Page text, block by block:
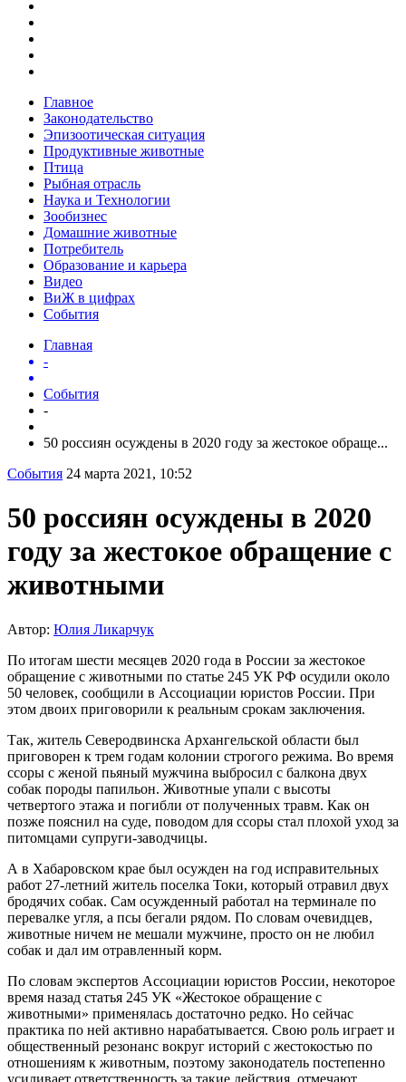
Главное
Законодательство
Эпизоотическая ситуация
Продуктивные животные
Птица
Рыбная отрасль
Наука и Технологии
Зообизнес
Домашние животные
Потребитель
Образование и карьера
Видео
ВиЖ в цифрах
События
Главная
-
События
-
50 россиян осуждены в 2020 году за жестокое обраще...
События 24 марта 2021, 10:52
50 россиян осуждены в 2020
году за жестокое обращение с
животными
Автор: Юлия Ликарчук
По итогам шести месяцев 2020 года в России за жестокое
обращение с животными по статье 245 УК РФ осудили около
50 человек, сообщили в Ассоциации юристов России. При
этом двоих приговорили к реальным срокам заключения.
Так, житель Северодвинска Архангельской области был
приговорен к трем годам колонии строгого режима. Во время
ссоры с женой пьяный мужчина выбросил с балкона двух
собак породы папильон. Животные упали с высоты
четвертого этажа и погибли от полученных травм. Как он
позже пояснил на суде, поводом для ссоры стал плохой уход за
питомцами супруги-заводчицы.
А в Хабаровском крае был осужден на год исправительных
работ 27-летний житель поселка Токи, который отравил двух
бродячих собак. Сам осужденный работал на терминале по
перевалке угля, а псы бегали рядом. По словам очевидцев,
животные ничем не мешали мужчине, просто он не любил
собак и дал им отравленный корм.
По словам экспертов Ассоциации юристов России, некоторое
время назад статья 245 УК «Жестокое обращение с
животными» применялась достаточно редко. Но сейчас
практика по ней активно нарабатывается. Свою роль играет и
общественный резонанс вокруг историй с жестокостью по
отношениям к животным, поэтому законодатель постепенно
усиливает ответственность за такие действия, отмечают